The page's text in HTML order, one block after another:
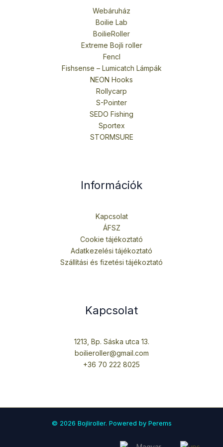
Webáruház
Boilie Lab
BoilieRoller
Extreme Bojli roller
Fencl
Fishsense – Lumicatch Lámpák
NEON Hooks
Rollycarp
S-Pointer
SEDO Fishing
Sportex
STORMSURE
Információk
Kapcsolat
ÁFSZ
Cookie tájékoztató
Adatkezelési tájékoztató
Szállítási és fizetési tájékoztató
Kapcsolat
1213, Bp. Sáska utca 13.
boilieroller@gmail.com
+36 70 222 8025
© 2026 Bojliroller. Powered by Perems